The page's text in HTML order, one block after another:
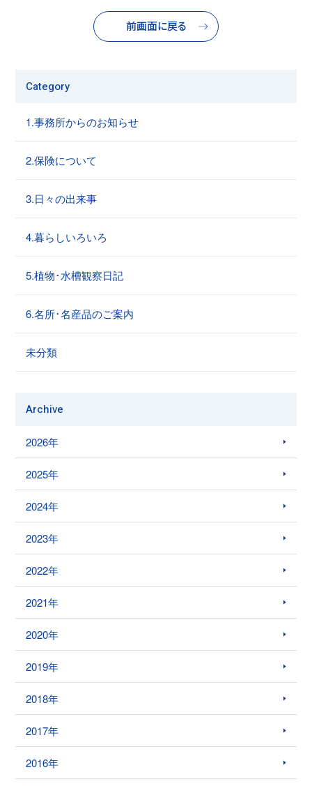
前画面に戻る
Category
1.事務所からのお知らせ
2.保険について
3.日々の出来事
4.暮らしいろいろ
5.植物･水槽観察日記
6.名所･名産品のご案内
未分類
Archive
2026年
2025年
2024年
2023年
2022年
2021年
2020年
2019年
2018年
2017年
2016年